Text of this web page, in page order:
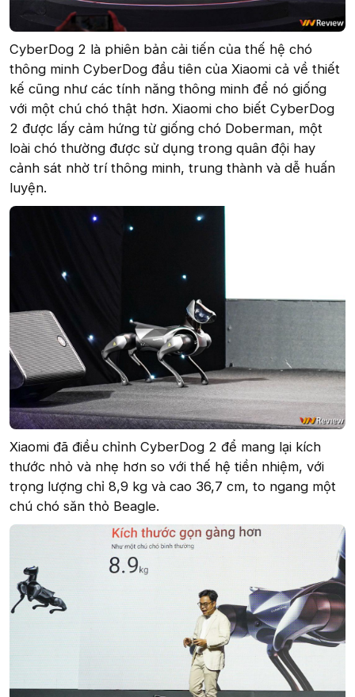
CyberDog 2 là phiên bản cải tiến của thế hệ chó
thông minh CyberDog đầu tiên của Xiaomi cả về thiết
kế cũng như các tính năng thông minh để nó giống
với một chú chó thật hơn. Xiaomi cho biết CyberDog
2 được lấy cảm hứng từ giống chó Doberman, một
loài chó thường được sử dụng trong quân đội hay
cảnh sát nhờ trí thông minh, trung thành và dễ huấn
luyện.
Xiaomi đã điều chỉnh CyberDog 2 để mang lại kích
thước nhỏ và nhẹ hơn so với thế hệ tiền nhiệm, với
trọng lượng chỉ 8,9 kg và cao 36,7 cm, to ngang một
chú chó săn thỏ Beagle.